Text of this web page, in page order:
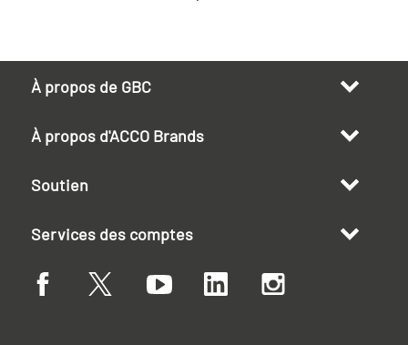
À propos de GBC
À propos d'ACCO Brands
Soutien
Services des comptes